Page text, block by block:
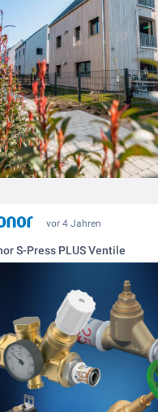
vor 4 Jahren
S-Press PLUS Ventile